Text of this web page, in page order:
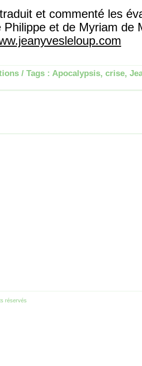
et commenté les
Philippe et de Myriam de
/ Tags : Apocalypsis, crise,
réservés